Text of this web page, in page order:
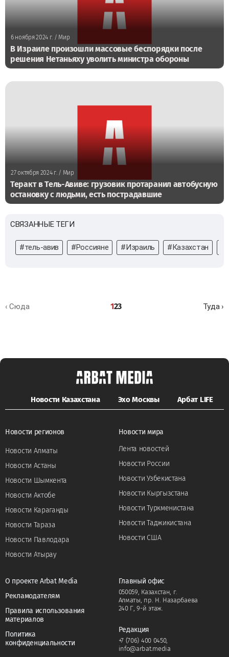
6 ноября 2024 г. / Мир
В Израиле произошли массовые беспорядки после
решения Нетаньяху уволить министра обороны
27 октября 2024 г./ Мир
Теракт в Тель-Авиве: грузовик протаранил автобусную
остановку с людьми, есть пострадавшие
СВЯЗАННЫЕ ТЕГИ
#тель-авив #Россияне #Израиль #Казахстан
‹ Сюда 123 Туда ›
Новости Казахстана Эхо Москвы Арбат LIFE
Новости регионов
Новости Алматы
Новости Астаны
Новости Шымкента
Новости Актобе
Новости Караганды
Новости Тараза
Новости Павлодара
Новости Атырау
Новости мира
Лента новостей
Новости России
Новости Узбекистана
Новости Кыргызстана
Новости Туркменистана
Новости Таджикистана
Новости США
О проекте Arbat Media
Рекламодателям
Правила использования
материалов
Политика
конфиденциальности
Главный офис
050059, Казахстан, г.
Алматы, пр. Н. Назарбаева
240 Г, 9-й этаж.
Редакция
+7 (706) 400 0450,
info@arbat.media